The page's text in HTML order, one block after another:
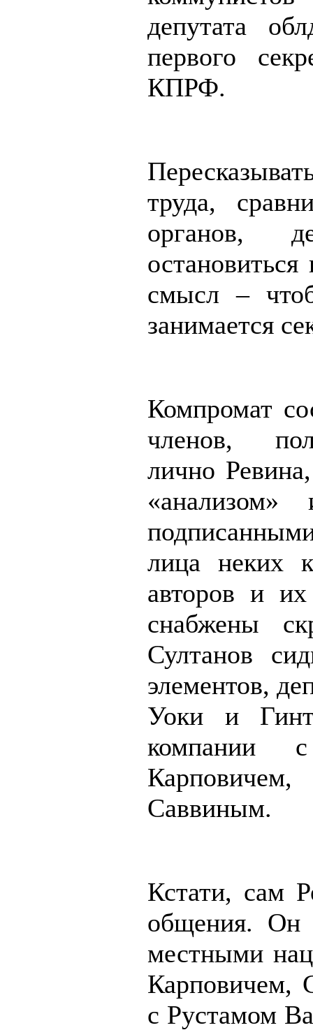
депутата
первого
КПРФ.
труда,
органов,
смысл –
занимается
Компромат
членов,
лично
лица неких
авторов и
снабжены
Султанов
элементов,
Уоки и
компании
Саввиным.
Кстати, сам
общения. Он
местными
Карповичем,
с Рустамом